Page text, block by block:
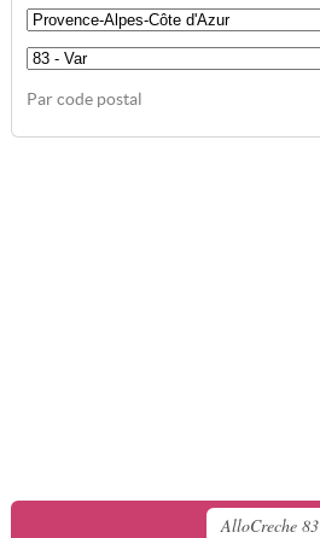
Par code postal
AlloCreche 83